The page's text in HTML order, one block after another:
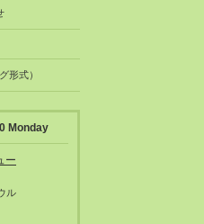
形式）
Monday
ー
ル